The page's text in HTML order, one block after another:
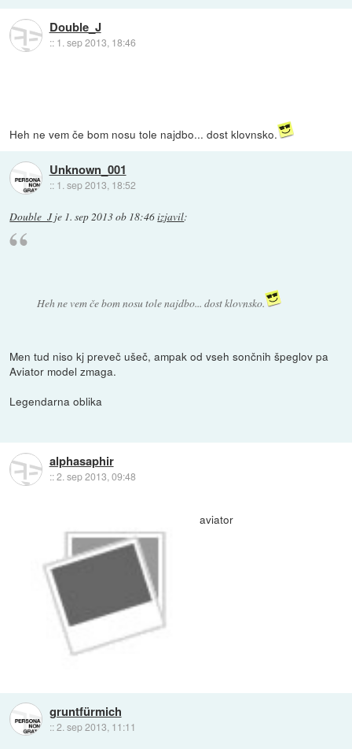
Double_J
:: 1. sep 2013, 18:46
Heh ne vem če bom nosu tole najdbo... dost klovnsko.
Unknown_001
:: 1. sep 2013, 18:52
Double_Jje 1. sep 2013 ob 18:46izjavil:
Heh ne vem če bom nosu tole najdbo... dost klovnsko.
Men tud niso kj preveč ušeč, ampak od vseh sončnih špeglov pa
Aviator model zmaga.
Legendarna oblika
alphasaphir
::2. sep 2013, 09:48
aviator
gruntfürmich
::2. sep 2013, 11:11